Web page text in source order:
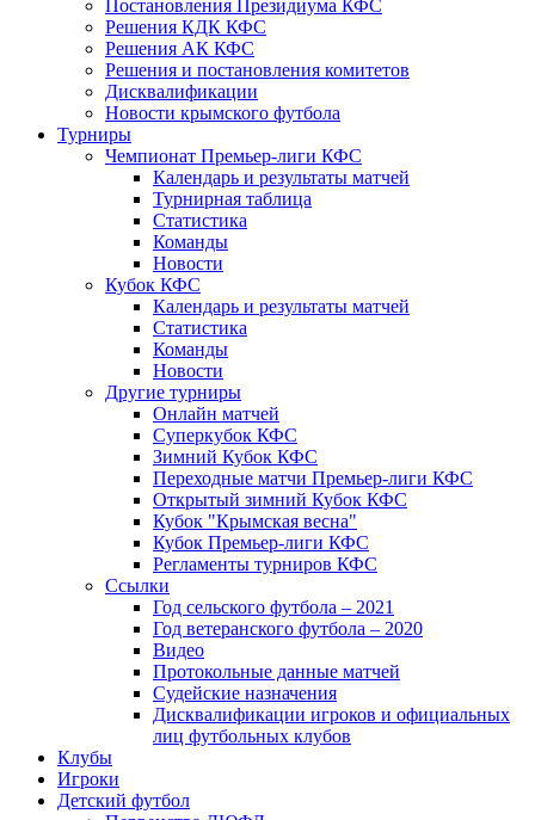
Постановления Президиума КФС
Решения КДК КФС
Решения АК КФС
Решения и постановления комитетов
Дисквалификации
Новости крымского футбола
Турниры
Чемпионат Премьер-лиги КФС
Календарь и результаты матчей
Турнирная таблица
Статистика
Команды
Новости
Кубок КФС
Календарь и результаты матчей
Статистика
Команды
Новости
Другие турниры
Онлайн матчей
Суперкубок КФС
Зимний Кубок КФС
Переходные матчи Премьер-лиги КФС
Открытый зимний Кубок КФС
Кубок "Крымская весна"
Кубок Премьер-лиги КФС
Регламенты турниров КФС
Ссылки
Год сельского футбола – 2021
Год ветеранского футбола – 2020
Видео
Протокольные данные матчей
Судейские назначения
Дисквалификации игроков и официальных
лиц футбольных клубов
Клубы
Игроки
Детский футбол